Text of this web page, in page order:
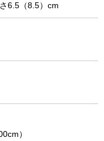
6.5（8.5）cm
）